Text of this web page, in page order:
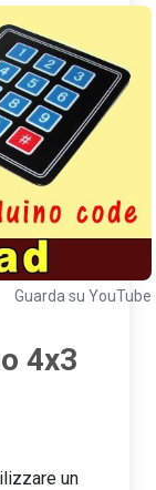
Guarda su YouTube
4x3
un